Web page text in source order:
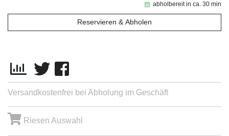
abholbereit in ca. 30 min
Reservieren & Abholen
Versandkostenfrei bei Abholung im Geschäft
Riesen Auswahl